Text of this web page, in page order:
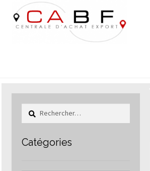
Aller
à
la
Aller
au
contenu
Rechercher :
Catégories